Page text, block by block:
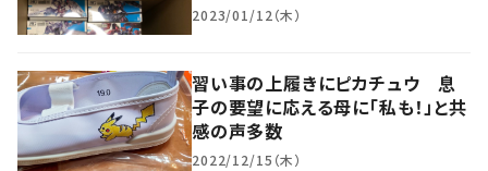
2023/01/12（木）
習い事の上履きにピカチュウ 息
子の要望に応える母に「私も！」と共
感の声多数
2022/12/15（木）